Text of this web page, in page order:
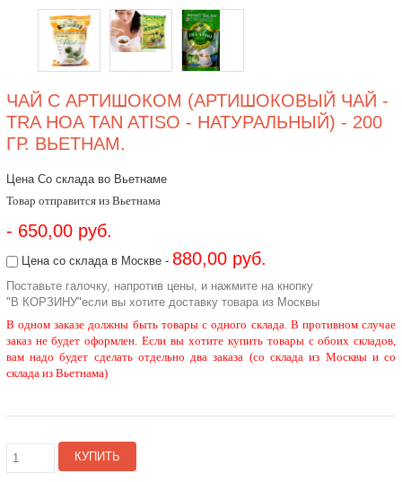
ЧАЙ С АРТИШОКОМ (АРТИШОКОВЫЙ ЧАЙ -
TRA HOA TAN ATISO - НАТУРАЛЬНЫЙ) - 200
ГР. ВЬЕТНАМ.
Цена Со склада во Вьетнаме
Товар отправится из Вьетнама
- 650,00 руб.
Цена со склада в Москве - 880,00 руб.
Поставьте галочку, напротив цены, и нажмите на кнопку
"В КОРЗИНУ"если вы хотите доставку товара из Москвы
В одном заказе должны быть товары с одного склада. В противном случае
заказ не будет оформлен. Если вы хотите купить товары с обоих складов,
вам надо будет сделать отдельно два заказа (со склада из Москвы и со
склада из Вьетнама)
КУПИТЬ